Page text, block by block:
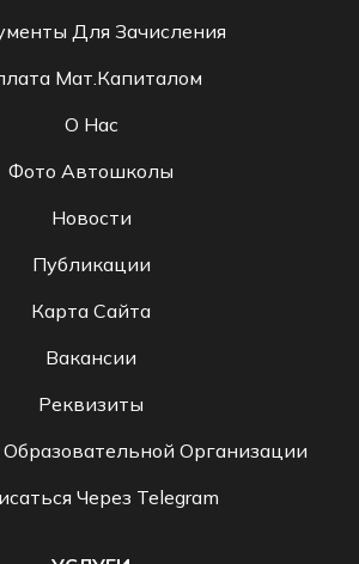
Для Зачисления
Мат.капиталом
О Нас
Фото Автошколы
Новости
Публикации
Карта Сайта
Вакансии
Реквизиты
Организации
Через Telegram